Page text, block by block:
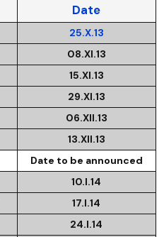
Date
25.X.13
08.XI.13
15.XI.13
29.XI.13
06.XII.13
13.XII.13
Date to be announced
10.I.14
17.I.14
24.I.14